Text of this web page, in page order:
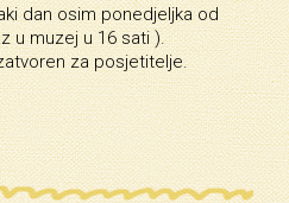
dan osim ponedjeljka od
u muzej u 16 sati ).
za posjetitelje.